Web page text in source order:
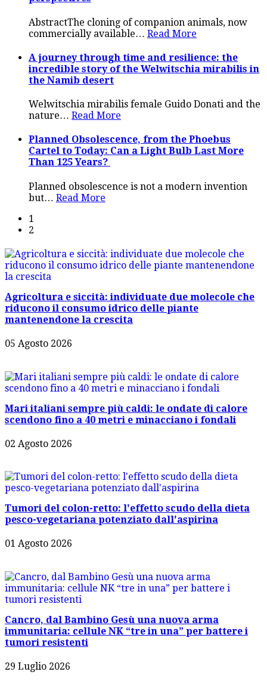
AbstractThe cloning of companion animals, now
commercially available… Read More
A journey through time and resilience: the
incredible story of the Welwitschia mirabilis in
the Namib desert
Welwitschia mirabilis female Guido Donati and the
nature… Read More
Planned Obsolescence, from the Phoebus
Cartel to Today: Can a Light Bulb Last More
Than 125 Years?
Planned obsolescence is not a modern invention
but… Read More
1
2
Agricoltura e siccità: individuate due molecole che
riducono il consumo idrico delle piante
mantenendone la crescita
05 Agosto 2026
Mari italiani sempre più caldi: le ondate di calore
scendono fino a 40 metri e minacciano i fondali
02 Agosto 2026
Tumori del colon-retto: l'effetto scudo della dieta
pesco-vegetariana potenziato dall'aspirina
01 Agosto 2026
Cancro, dal Bambino Gesù una nuova arma
immunitaria: cellule NK “tre in una” per battere i
tumori resistenti
29 Luglio 2026